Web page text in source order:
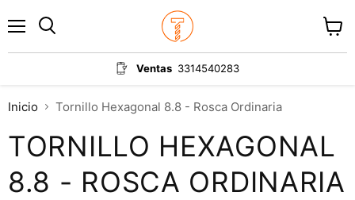
Ventas 3314540283
carrito
Inicio Tornillo Hexagonal 8.8 - Rosca Ordinaria
TORNILLO HEXAGONAL
8.8 - ROSCA ORDINARIA